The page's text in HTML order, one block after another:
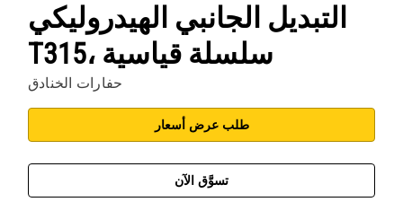
التبديل الجانبي الهيدروليكي
T315، سلسلة قياسية
حفارات الخنادق
طلب عرض أسعار
تسوَّق الآن